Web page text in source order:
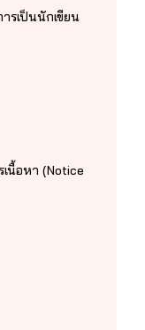
รเป็นนักเขียน
นื้อหา (Notice